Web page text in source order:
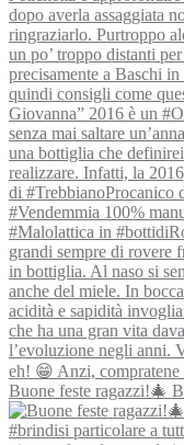
Buone feste ragazzi!🎄